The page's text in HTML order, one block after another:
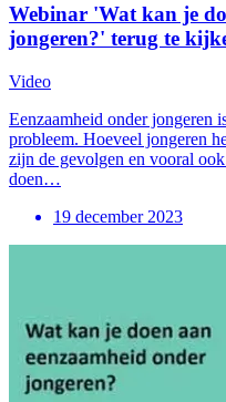
Webinar 'Wat kan je
jongeren?' terug te
Video
Eenzaamheid onder jongeren
probleem. Hoeveel jongeren
zijn de gevolgen en vooral
doen…
19 december 2023